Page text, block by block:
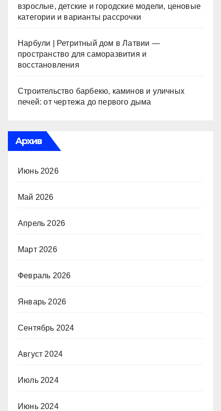
взрослые, детские и городские модели, ценовые
категории и варианты рассрочки
Нарбули | Ретритный дом в Латвии —
пространство для саморазвития и
восстановления
Строительство барбекю, каминов и уличных
печей: от чертежа до первого дыма
Архив
Июнь 2026
Май 2026
Апрель 2026
Март 2026
Февраль 2026
Январь 2026
Сентябрь 2024
Август 2024
Июль 2024
Июнь 2024